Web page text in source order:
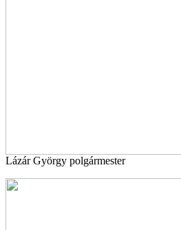
Lázár György polgármester